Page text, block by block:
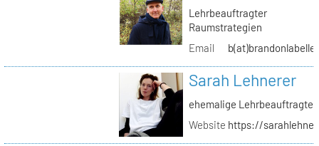
Lehrbeauftragter
Raumstrategien
Email
Sarah Lehnerer
ehemalige Lehrbeauftragte
Website https://